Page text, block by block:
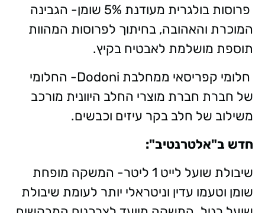
פרוסות בולגרית מעודנת 5% שומן- הגבינה
המוכרת והאהובה, בחיתוך לפרוסות המהוות
תוספת מושלמת לאבטיח בקיץ.
חלומי קפריסאי ממחלבת Dodoni- החלומי
של חברת חברת מוצרי החלב היוונית מורכב
משילוב של חלב בקר עיזים וכבשים.
חדש ב"אלטרנטיב":
שיבולת שועל לייט 1 ליטר- המשקה מופחת
שומן וטעמו עדין וניטראלי יותר לעומת שיבולת